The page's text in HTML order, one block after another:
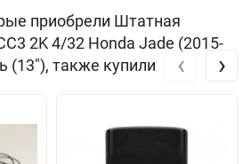
приобрели Штатная
2K 4/32 Honda Jade (2015-
(13"), также купили
‹ ›